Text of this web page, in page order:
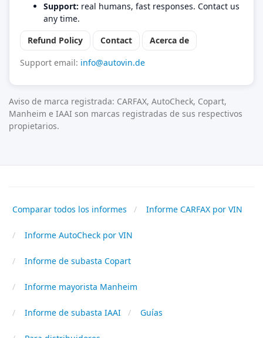
Support: real humans, fast responses. Contact us
any time.
Refund Policy
Contact
Acerca de
Support email: info@autovin.de
Aviso de marca registrada: CARFAX, AutoCheck, Copart,
Manheim e IAAI son marcas registradas de sus respectivos
propietarios.
Comparar todos los informes Informe CARFAX por VIN
Informe AutoCheck por VIN
Informe de subasta Copart
Informe mayorista Manheim
Informe de subasta IAAI Guías